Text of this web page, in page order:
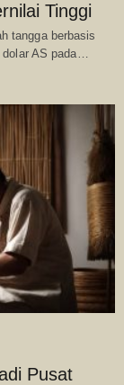
Tinggi
tangga berbasis
dolar AS pada…
Pusat